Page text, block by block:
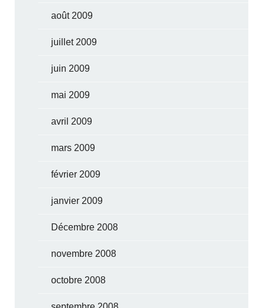
août 2009
juillet 2009
juin 2009
mai 2009
avril 2009
mars 2009
février 2009
janvier 2009
Décembre 2008
novembre 2008
octobre 2008